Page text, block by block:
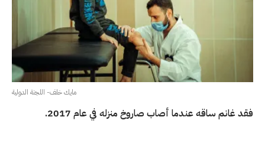
مايك خلف- اللجنة الدولية
فقد غانم ساقه عندما أصاب صاروخ منزله في عام 2017.